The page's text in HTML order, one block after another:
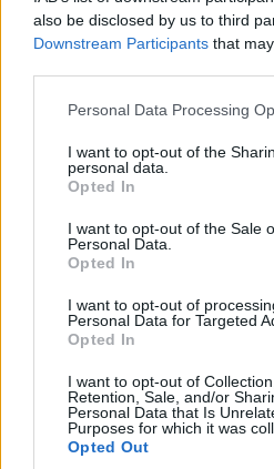
also be disclosed by us to third
Downstream Participants that
Please note that this website/app
not limited to your visit or usage
grant or deny consent to Google
use your data for below specified
consent section.
Personal Data Processing
I want to opt-out of the
personal data.
Opted In
I want to opt-out of the Sale
Personal Data.
Opted In
I want to opt-out of
Personal Data for Targeted
Opted In
I want to opt-out of
Retention, Sale, and/or
Personal Data that Is
Purposes for which it was
Opted Out
rendszerébe, ahonnantöbb
és személyes adataitlopták el.
fontot, vagyis nagyjából 270
Bitcoinban, cserébe azért,
üzenetekkel , hogy fokozzák a
A közfelháborodás azonban
elítélték a támadást, amit
neveztek. Pár nappal
elhomályosították, majd
gyermekfotót, azt állítva,
megsemmisítették.